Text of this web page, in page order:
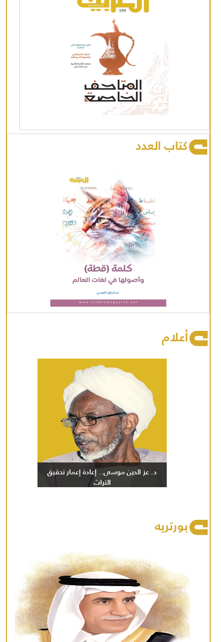
كتاب العدد
أعلام
د. عز الدين موسى.. إعادة إعمار تحقيق
التراث
بورتريه